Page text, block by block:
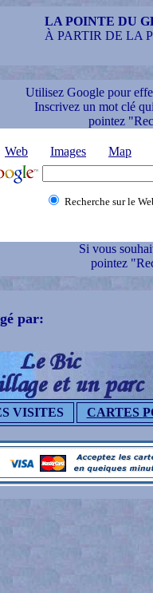
LA POINTE DU
À PARTIR DE LA
Utilisez Google pour
Inscrivez un mot clé
pointez
Web Images Map
Recherche sur le
Si vous
pointez
par:
VISITES CARTES